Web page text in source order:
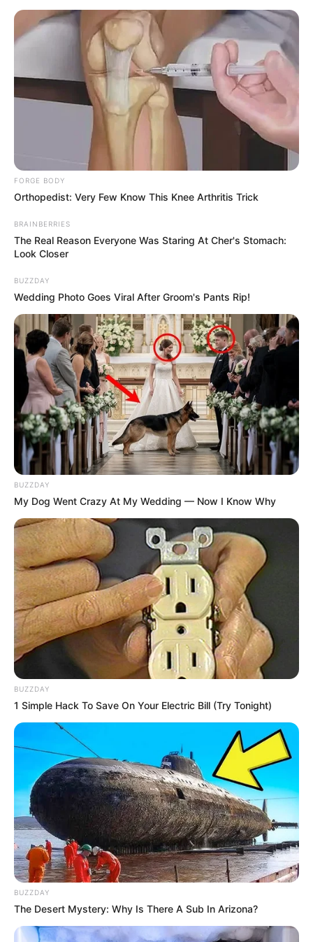
FORGE BODY
Orthopedist: Very Few Know This Knee Arthritis Trick
BRAINBERRIES
The Real Reason Everyone Was Staring At Cher's Stomach:
Look Closer
BUZZDAY
Wedding Photo Goes Viral After Groom's Pants Rip!
BUZZDAY
My Dog Went Crazy At My Wedding — Now I Know Why
BUZZDAY
1 Simple Hack To Save On Your Electric Bill (Try Tonight)
BUZZDAY
The Desert Mystery: Why Is There A Sub In Arizona?